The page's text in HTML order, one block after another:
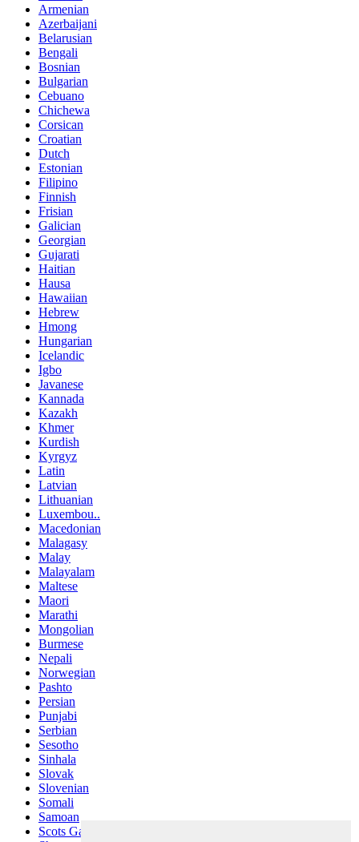
Armenian
Azerbaijani
Belarusian
Bengali
Bosnian
Bulgarian
Cebuano
Chichewa
Corsican
Croatian
Dutch
Estonian
Filipino
Finnish
Frisian
Galician
Georgian
Gujarati
Haitian
Hausa
Hawaiian
Hebrew
Hmong
Hungarian
Icelandic
Igbo
Javanese
Kannada
Kazakh
Khmer
Kurdish
Kyrgyz
Latin
Latvian
Lithuanian
Luxembou..
Macedonian
Malagasy
Malay
Malayalam
Maltese
Maori
Marathi
Mongolian
Burmese
Nepali
Norwegian
Pashto
Persian
Punjabi
Serbian
Sesotho
Sinhala
Slovak
Slovenian
Somali
Samoan
Scots Gaelic